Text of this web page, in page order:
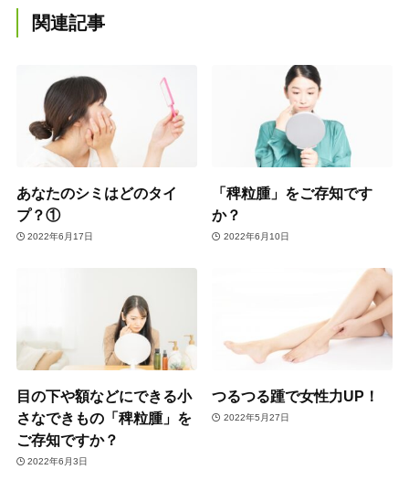
関連記事
あなたのシミはどのタイ
プ？①
2022年6月17日
「稗粒腫」をご存知です
か？
2022年6月10日
目の下や額などにできる小
さなできもの「稗粒腫」を
ご存知ですか？
2022年6月3日
つるつる踵で女性力UP！
2022年5月27日